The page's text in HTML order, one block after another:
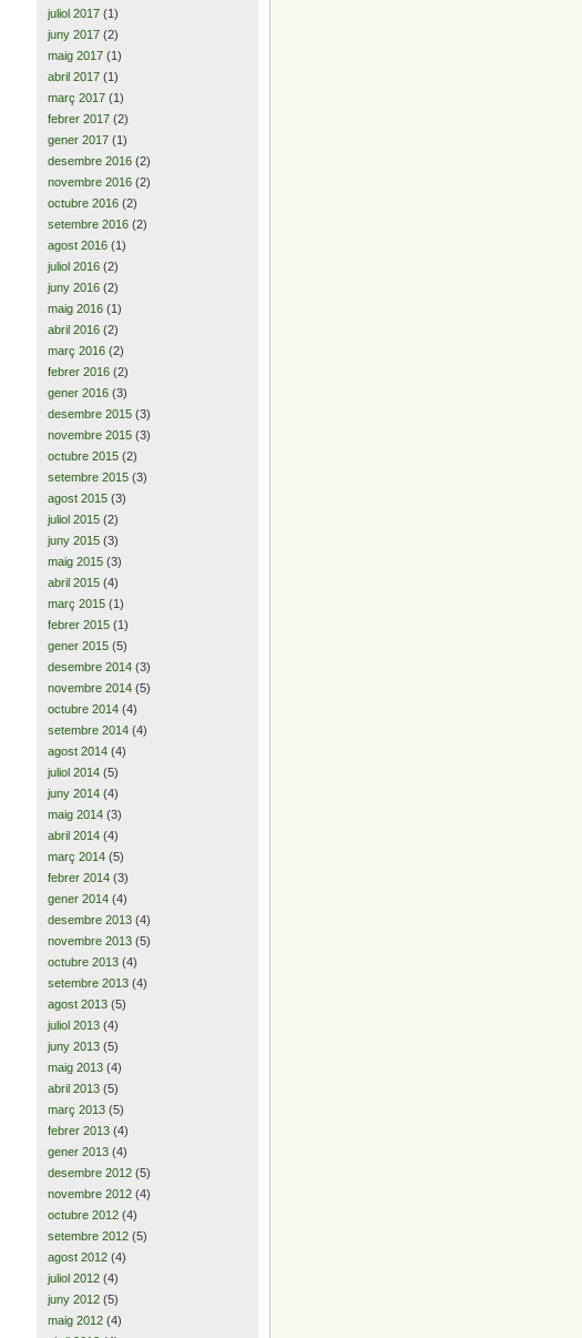
juliol 2017 (1)
juny 2017 (2)
maig 2017 (1)
abril 2017 (1)
març 2017 (1)
febrer 2017 (2)
gener 2017 (1)
desembre 2016 (2)
novembre 2016 (2)
octubre 2016 (2)
setembre 2016 (2)
agost 2016 (1)
juliol 2016 (2)
juny 2016 (2)
maig 2016 (1)
abril 2016 (2)
març 2016 (2)
febrer 2016 (2)
gener 2016 (3)
desembre 2015 (3)
novembre 2015 (3)
octubre 2015 (2)
setembre 2015 (3)
agost 2015 (3)
juliol 2015 (2)
juny 2015 (3)
maig 2015 (3)
abril 2015 (4)
març 2015 (1)
febrer 2015 (1)
gener 2015 (5)
desembre 2014 (3)
novembre 2014 (5)
octubre 2014 (4)
setembre 2014 (4)
agost 2014 (4)
juliol 2014 (5)
juny 2014 (4)
maig 2014 (3)
abril 2014 (4)
març 2014 (5)
febrer 2014 (3)
gener 2014 (4)
desembre 2013 (4)
novembre 2013 (5)
octubre 2013 (4)
setembre 2013 (4)
agost 2013 (5)
juliol 2013 (4)
juny 2013 (5)
maig 2013 (4)
abril 2013 (5)
març 2013 (5)
febrer 2013 (4)
gener 2013 (4)
desembre 2012 (5)
novembre 2012 (4)
octubre 2012 (4)
setembre 2012 (5)
agost 2012 (4)
juliol 2012 (4)
juny 2012 (5)
maig 2012 (4)